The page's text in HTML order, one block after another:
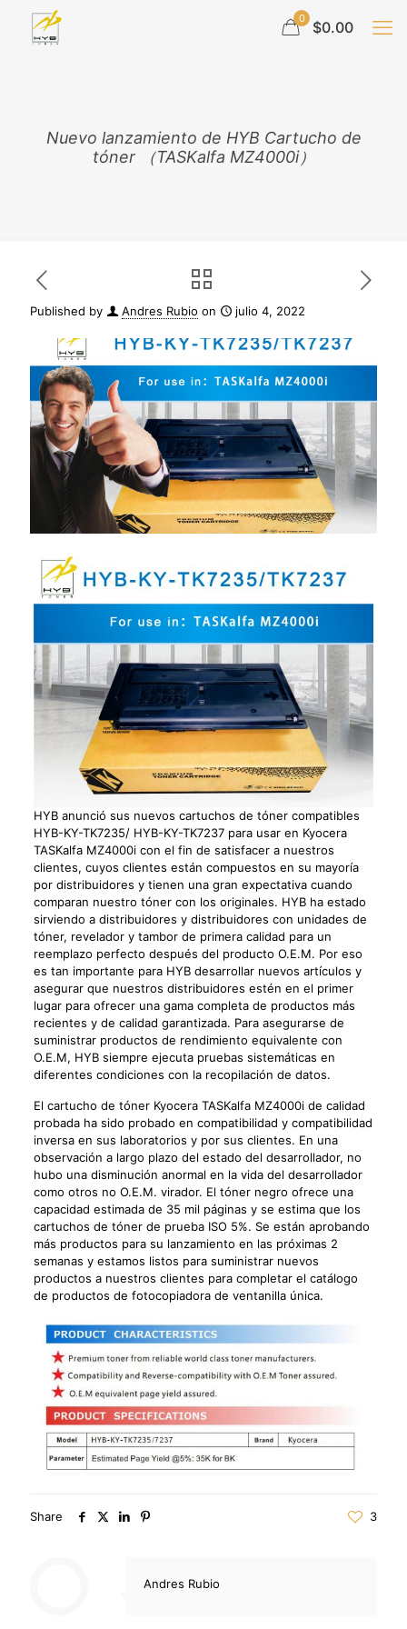
0 $0.00
Nuevo lanzamiento de HYB Cartucho de
tóner （TASKalfa MZ4000i）
Published by Andres Rubio on julio 4, 2022
HYB anunció sus nuevos cartuchos de tóner compatibles
HYB-KY-TK7235/ HYB-KY-TK7237 para usar en Kyocera
TASKalfa MZ4000i con el fin de satisfacer a nuestros
clientes, cuyos clientes están compuestos en su mayoría
por distribuidores y tienen una gran expectativa cuando
comparan nuestro tóner con los originales. HYB ha estado
sirviendo a distribuidores y distribuidores con unidades de
tóner, revelador y tambor de primera calidad para un
reemplazo perfecto después del producto O.E.M. Por eso
es tan importante para HYB desarrollar nuevos artículos y
asegurar que nuestros distribuidores estén en el primer
lugar para ofrecer una gama completa de productos más
recientes y de calidad garantizada. Para asegurarse de
suministrar productos de rendimiento equivalente con
O.E.M, HYB siempre ejecuta pruebas sistemáticas en
diferentes condiciones con la recopilación de datos.
El cartucho de tóner Kyocera TASKalfa MZ4000i de calidad
probada ha sido probado en compatibilidad y compatibilidad
inversa en sus laboratorios y por sus clientes. En una
observación a largo plazo del estado del desarrollador, no
hubo una disminución anormal en la vida del desarrollador
como otros no O.E.M. virador. El tóner negro ofrece una
capacidad estimada de 35 mil páginas y se estima que los
cartuchos de tóner de prueba ISO 5%. Se están aprobando
más productos para su lanzamiento en las próximas 2
semanas y estamos listos para suministrar nuevos
productos a nuestros clientes para completar el catálogo
de productos de fotocopiadora de ventanilla única.
Share 3
Andres Rubio